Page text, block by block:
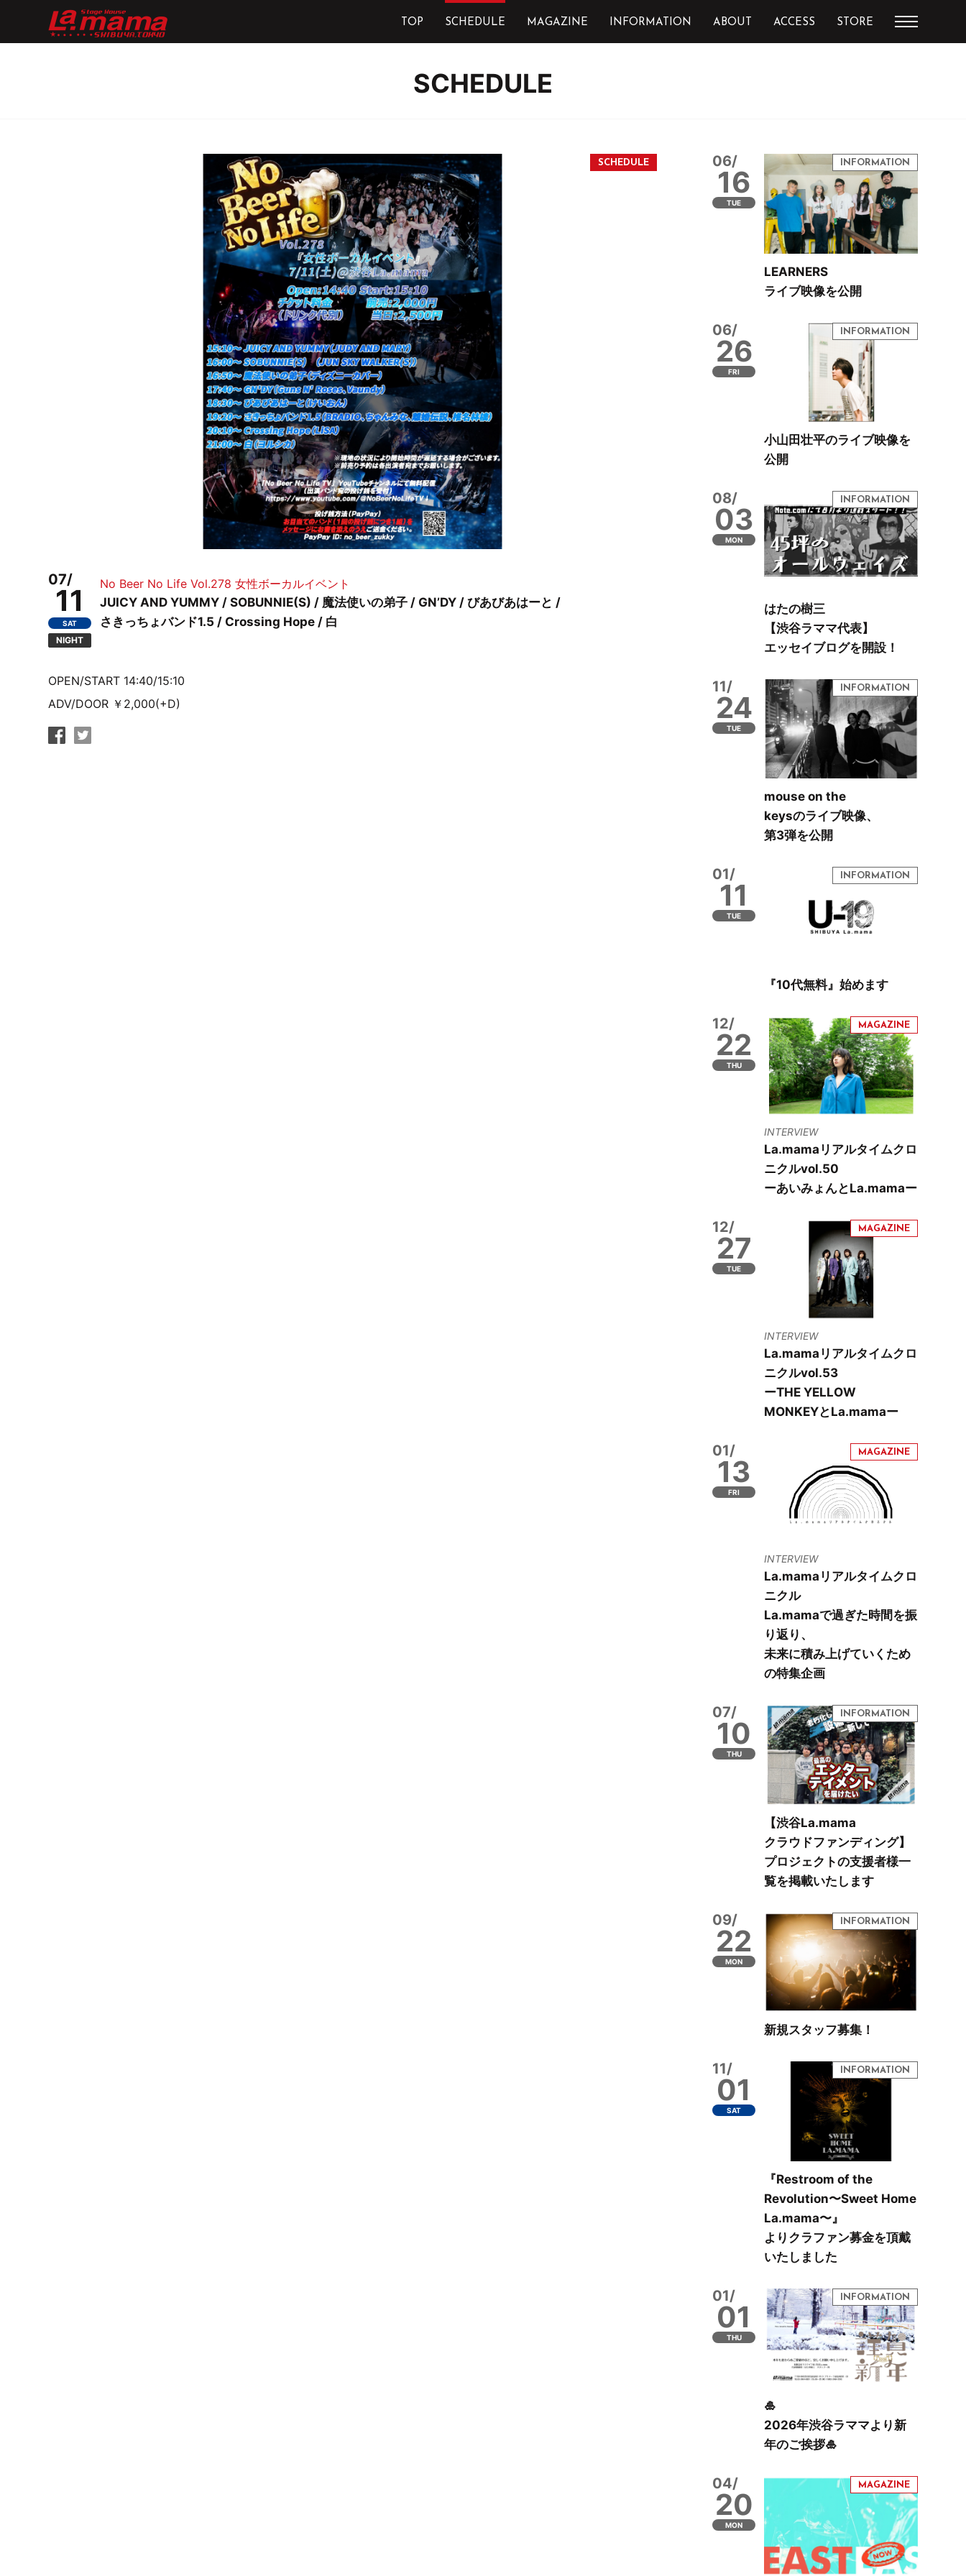
TOP SCHEDULE MAGAZINE INFORMATION ABOUT ACCESS STORE
SCHEDULE
07/
11
SAT
NIGHT
No Beer No Life Vol.278 女性ボーカルイベント
JUICY AND YUMMY / SOBUNNIE(S) / 魔法使いの弟子 / GN’DY / びあびあはーと /
さきっちょバンド1.5 / Crossing Hope / 白
OPEN/START 14:40/15:10
ADV/DOOR ￥2,000(+D)
06/
16
TUE
LEARNERS
ライブ映像を公開
06/
26
FRI
小山田壮平のライブ映像を
公開
08/
03
MON
はたの樹三
【渋谷ラママ代表】
エッセイブログを開設！
11/
24
TUE
mouse on the
keysのライブ映像、
第3弾を公開
01/
11
TUE
『10代無料』始めます
12/
22
THU
INTERVIEW
La.mamaリアルタイムクロ
ニクルvol.50
ーあいみょんとLa.mamaー
12/
27
TUE
INTERVIEW
La.mamaリアルタイムクロ
ニクルvol.53
ーTHE YELLOW
MONKEYとLa.mamaー
01/
13
FRI
INTERVIEW
La.mamaリアルタイムクロ
ニクル
La.mamaで過ぎた時間を振
り返り、
未来に積み上げていくため
の特集企画
07/
10
THU
【渋谷La.mama
クラウドファンディング】
プロジェクトの支援者様一
覧を掲載いたします
09/
22
MON
新規スタッフ募集！
11/
01
SAT
『Restroom of the
Revolution〜Sweet Home
La.mama〜』
よりクラファン募金を頂戴
いたしました
01/
01
THU
🎍
2026年渋谷ラママより新
年のご挨拶🎍
04/
20
MON